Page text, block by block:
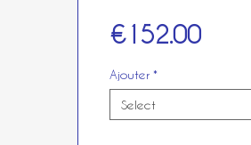
€152.00Price
Ajouter *
Select